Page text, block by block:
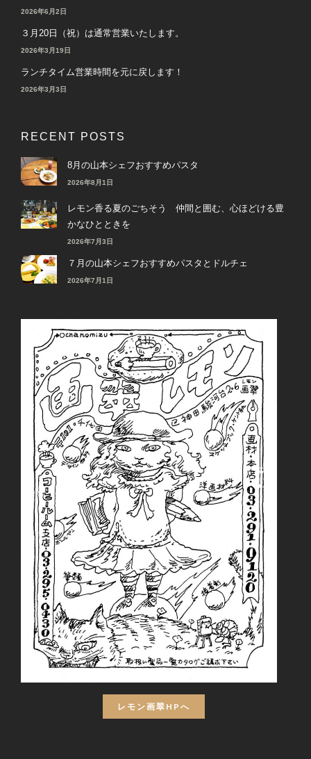
2026年6月2日
３月20日（祝）は通常営業いたします。
2026年3月19日
ランチタイム営業時間を元に戻します！
2026年3月3日
RECENT POSTS
8月の山本シェフおすすめパスタ
2026年8月1日
レモン香る夏のごちそう 仲間と囲む、心ほどける豊
かなひとときを
2026年7月3日
７月の山本シェフおすすめパスタとドルチェ
2026年7月1日
レモン画翠HPへ